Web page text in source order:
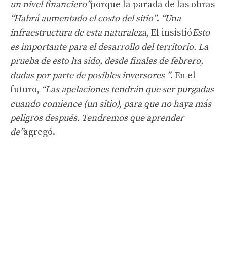
un nivel financiero”porque la parada de las obras
“Habrá aumentado el costo del sitio”. “Una
infraestructura de esta naturaleza, El insistióEsto
es importante para el desarrollo del territorio. La
prueba de esto ha sido, desde finales de febrero,
dudas por parte de posibles inversores ”. En el
futuro, “Las apelaciones tendrán que ser purgadas
cuando comience (un sitio), para que no haya más
peligros después. Tendremos que aprender
de”agregó.